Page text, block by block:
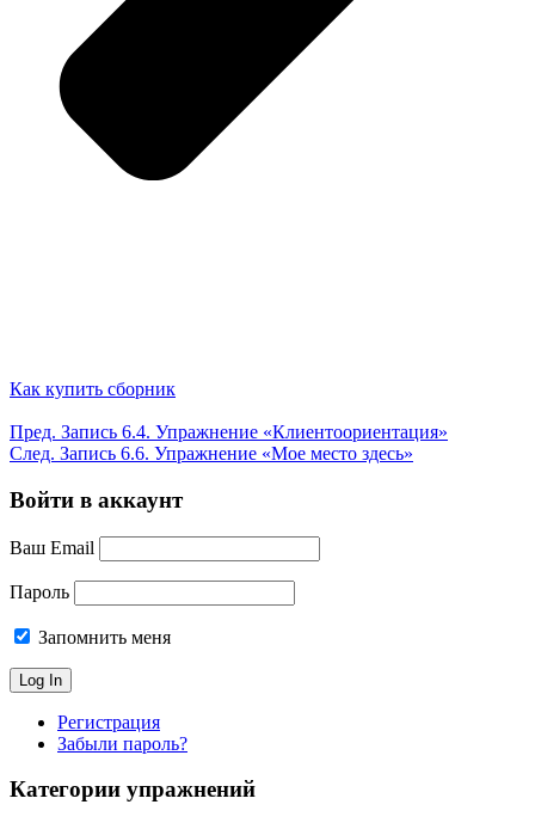
Как купить сборник
Пред. Запись 6.4. Упражнение «Клиентоориентация»
След. Запись 6.6. Упражнение «Мое место здесь»
Войти в аккаунт
Ваш Email
Пароль
Запомнить меня
Регистрация
Забыли пароль?
Категории упражнений